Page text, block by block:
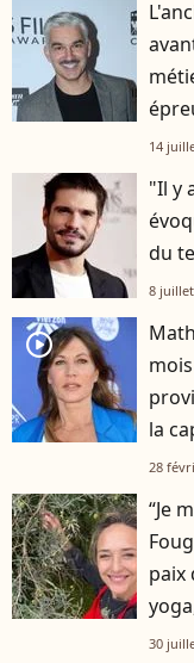
14
"Il y
du
8
player2
la
28
“Je
paix
30